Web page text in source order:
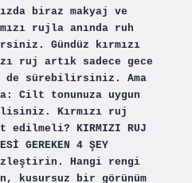
biraz makyaj ve
rujla anında ruh
Gündüz kırmızı
ruj artık sadece gece
de sürebilirsiniz. Ama
Cilt tonunuza uygun
Kırmızı ruj
edilmeli? KIRMIZI RUJ
GEREKEN 4 ŞEY
Hangi rengi
kusursuz bir görünüm